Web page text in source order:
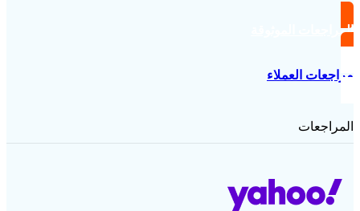
المراجعات الموثوقة
مراجعات العملاء
المراجعات